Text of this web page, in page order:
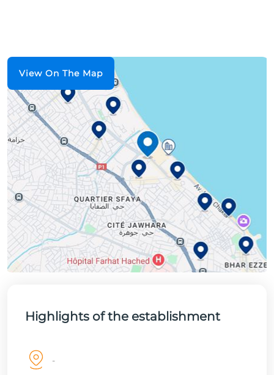
View On The Map
Highlights of the establishment
-